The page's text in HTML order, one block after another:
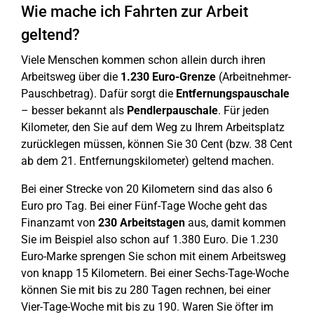
Wie mache ich Fahrten zur Arbeit
geltend?
Viele Menschen kommen schon allein durch ihren
Arbeitsweg über die 1.230 Euro-Grenze (Arbeitnehmer-
Pauschbetrag). Dafür sorgt die Entfernungspauschale
– besser bekannt als Pendlerpauschale. Für jeden
Kilometer, den Sie auf dem Weg zu Ihrem Arbeitsplatz
zurücklegen müssen, können Sie 30 Cent (bzw. 38 Cent
ab dem 21. Entfernungskilometer) geltend machen.
Bei einer Strecke von 20 Kilometern sind das also 6
Euro pro Tag. Bei einer Fünf-Tage Woche geht das
Finanzamt von 230 Arbeitstagen aus, damit kommen
Sie im Beispiel also schon auf 1.380 Euro. Die 1.230
Euro-Marke sprengen Sie schon mit einem Arbeitsweg
von knapp 15 Kilometern. Bei einer Sechs-Tage-Woche
können Sie mit bis zu 280 Tagen rechnen, bei einer
Vier-Tage-Woche mit bis zu 190. Waren Sie öfter im